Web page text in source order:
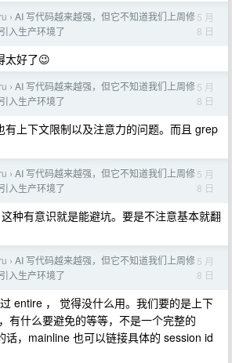
› AI 写代码越来越强，但它不知道我们上周修
入生产环境了
5 月
8 日
太好了😉
› AI 写代码越来越强，但它不知道我们上周修
入生产环境了
5 月
8 日
有上下文限制以及注意力的问题。而且 grep
› AI 写代码越来越强，但它不知道我们上周修
入生产环境了
5 月
8 日
种有意识就是能避坑。要是不注意基本就翻
› AI 写代码越来越强，但它不知道我们上周修
入生产环境了
5 月
8 日
entire ， 觉得没什么用。我们要的是上下
有什么要避免的等等，不是一个完整的
话，mainline 也可以链接具体的 session id